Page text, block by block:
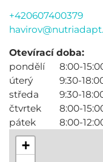
+420607400379
Otevírací doba:
pondělí
úterý
středa
čtvrtek
pátek
8:00-
9:30-
9:30-
8:00-
8:00-
+